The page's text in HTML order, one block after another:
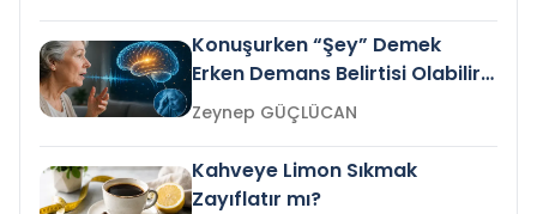
Konuşurken “Şey” Demek
Erken Demans Belirtisi Olabilir
mi?
Zeynep GÜÇLÜCAN
Kahveye Limon Sıkmak
Zayıflatır mı?